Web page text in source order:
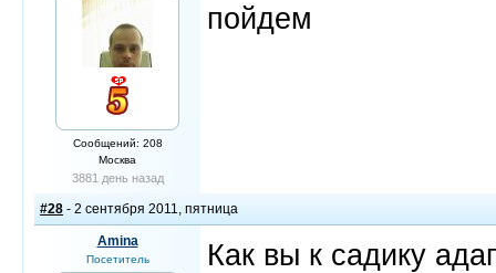
Сообщений: 208
Москва
3881 день назад
пойдем
#28 - 2 сентября 2011, пятница
Amina
Посетитель
Как вы к садику